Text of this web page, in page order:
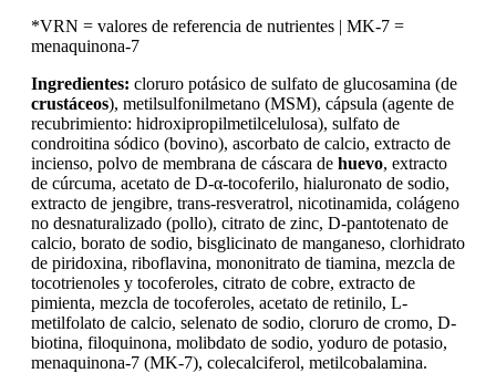
*VRN = valores de referencia de nutrientes | MK-7 =
menaquinona-7
Ingredientes: cloruro potásico de sulfato de glucosamina (de
crustáceos), metilsulfonilmetano (MSM), cápsula (agente de
recubrimiento: hidroxipropilmetilcelulosa), sulfato de
condroitina sódico (bovino), ascorbato de calcio, extracto de
incienso, polvo de membrana de cáscara de huevo, extracto
de cúrcuma, acetato de D-α-tocoferilo, hialuronato de sodio,
extracto de jengibre, trans-resveratrol, nicotinamida, colágeno
no desnaturalizado (pollo), citrato de zinc, D-pantotenato de
calcio, borato de sodio, bisglicinato de manganeso, clorhidrato
de piridoxina, riboflavina, mononitrato de tiamina, mezcla de
tocotrienoles y tocoferoles, citrato de cobre, extracto de
pimienta, mezcla de tocoferoles, acetato de retinilo, L-
metilfolato de calcio, selenato de sodio, cloruro de cromo, D-
biotina, filoquinona, molibdato de sodio, yoduro de potasio,
menaquinona-7 (MK-7), colecalciferol, metilcobalamina.